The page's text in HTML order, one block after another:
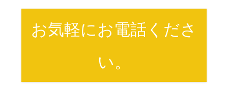
お気軽にお電話くださ
い。